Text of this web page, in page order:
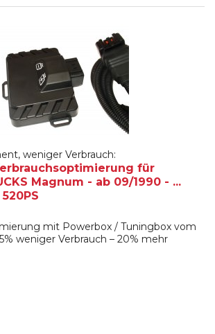
weniger Verbrauch:
für
Magnum - ab 09/1990 - ...
520PS
mit Powerbox / Tuningbox vom
weniger Verbrauch – 20% mehr